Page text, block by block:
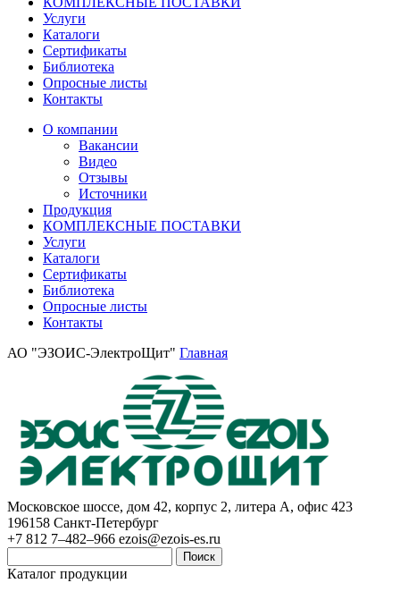
Услуги
Каталоги
Сертификаты
Библиотека
Опросные листы
Контакты
О компании
Вакансии
Видео
Отзывы
Источники
Продукция
КОМПЛЕКСНЫЕ ПОСТАВКИ
Услуги
Каталоги
Сертификаты
Библиотека
Опросные листы
Контакты
АО "ЭЗОИС-ЭлектроЩит" Главная
Московское шоссе, дом 42, корпус 2, литера А, офис 423
196158 Санкт-Петербург
+7 812 7–482–966 ezois@ezois-es.ru
Поиск
Каталог продукции